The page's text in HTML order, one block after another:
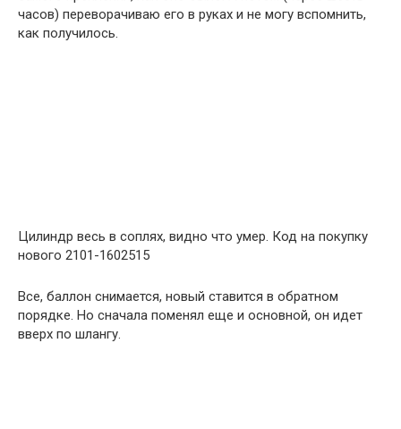
часов) переворачиваю его в руках и не могу вспомнить,
как получилось.
Цилиндр весь в соплях, видно что умер. Код на покупку
нового 2101-1602515
Все, баллон снимается, новый ставится в обратном
порядке. Но сначала поменял еще и основной, он идет
вверх по шлангу.